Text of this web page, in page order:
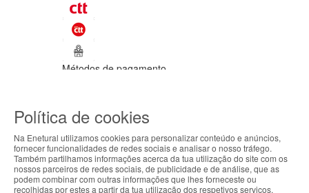
Métodos de pagamento
Todos os direitos reservados / Salvo
apresentadas são válidas até ao dia 09-
08-2026.
Designed & developed byBsolus
ABOUT THE COOKIES
Enetural handles information about your visit using
Política de cookies
Na Enetural utilizamos cookies para personalizar conteúdo e anúncios,
fornecer funcionalidades de redes sociais e analisar o nosso tráfego.
Também partilhamos informações acerca da tua utilização do site com os
nossos parceiros de redes sociais, de publicidade e de análise, que as
podem combinar com outras informações que lhes forneceste ou
recolhidas por estes a partir da tua utilização dos respetivos serviços.